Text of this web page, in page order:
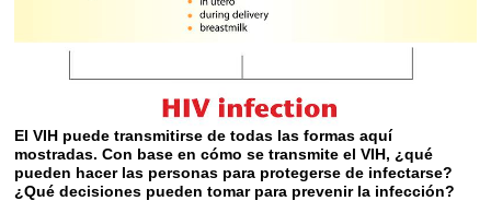
El VIH puede transmitirse de todas las formas aquí
mostradas. Con base en cómo se transmite el VIH, ¿qué
pueden hacer las personas para protegerse de infectarse?
¿Qué decisiones pueden tomar para prevenir la infección?